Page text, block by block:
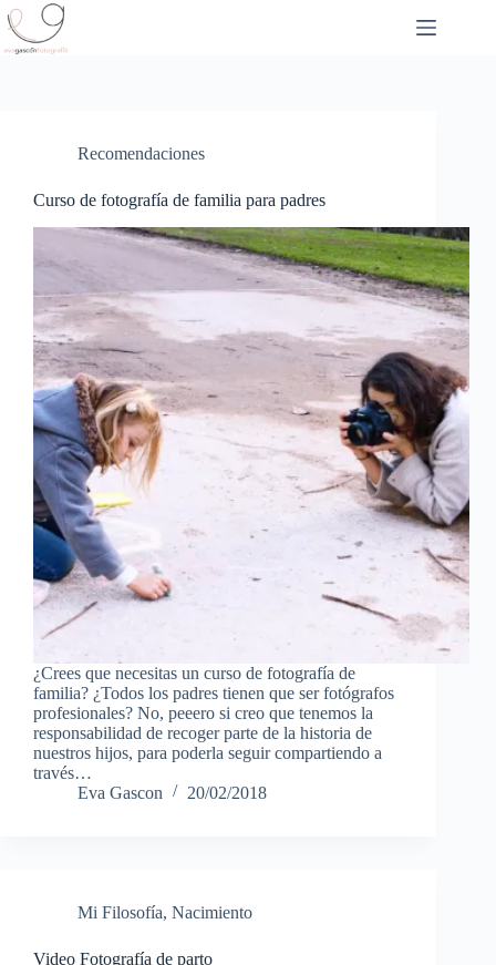
Saltar
al
contenido
Recomendaciones
Curso de fotografía de familia para padres
¿Crees que necesitas un curso de fotografía de
familia? ¿Todos los padres tienen que ser fotógrafos
profesionales? No, peeero si creo que tenemos la
responsabilidad de recoger parte de la historia de
nuestros hijos, para poderla seguir compartiendo a
través…
Eva Gascon
20/02/2018
Mi Filosofía, Nacimiento
Video Fotografía de parto